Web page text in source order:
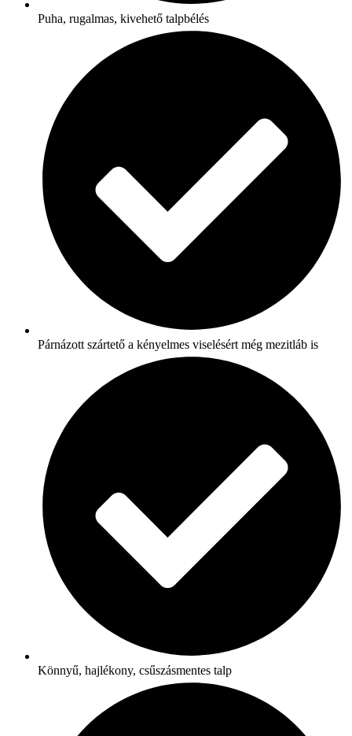
Puha, rugalmas, kivehető talpbélés
Párnázott szártető a kényelmes viselésért még mezitláb is
Könnyű, hajlékony, csűszásmentes talp